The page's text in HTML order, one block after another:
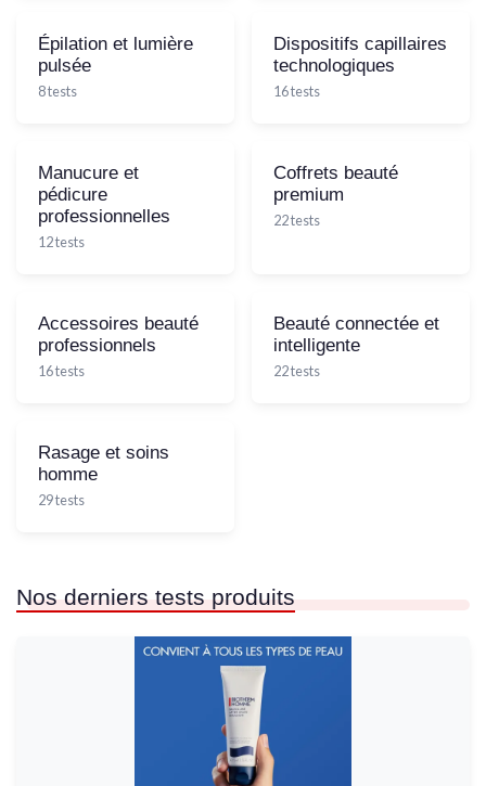
Épilation et lumière
pulsée
8 tests
Dispositifs capillaires
technologiques
16 tests
Manucure et
pédicure
professionnelles
12 tests
Coffrets beauté
premium
22 tests
Accessoires beauté
professionnels
16 tests
Beauté connectée et
intelligente
22 tests
Rasage et soins
homme
29 tests
Nos derniers tests produits